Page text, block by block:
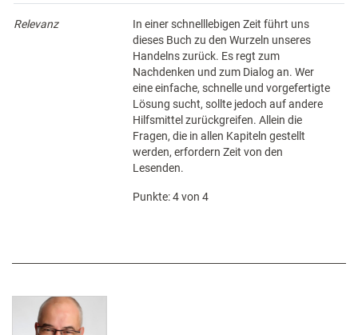
Relevanz
In einer schnelllebigen Zeit führt uns
dieses Buch zu den Wurzeln unseres
Handelns zurück. Es regt zum
Nachdenken und zum Dialog an. Wer
eine einfache, schnelle und vorgefertigte
Lösung sucht, sollte jedoch auf andere
Hilfsmittel zurückgreifen. Allein die
Fragen, die in allen Kapiteln gestellt
werden, erfordern Zeit von den
Lesenden.
Punkte: 4 von 4